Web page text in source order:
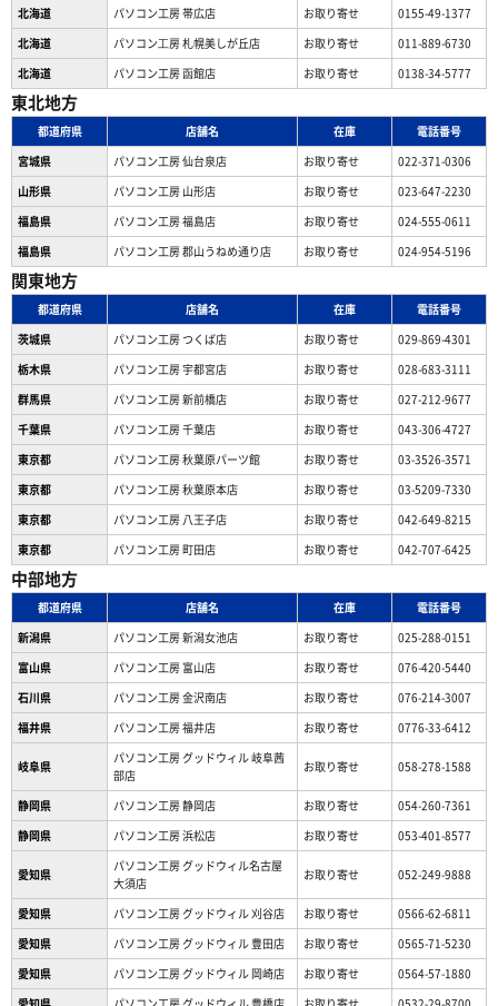
北海道
パソコン工房 帯広店 お取り寄せ
0155-49-1377
北海道
パソコン⼯房 札幌美しが丘店 お取り寄せ
011-889-6730
北海道
パソコン工房 函館店 お取り寄せ 0138-34-5777
東北地方
都道府県 店舗名 在庫
電話番号
宮城県
パソコン工房 仙台泉店 お取り寄せ
022-371-0306
山形県
パソコン工房 山形店 お取り寄せ
023-647-2230
福島県
パソコン工房 福島店 お取り寄せ
024-555-0611
福島県
パソコン工房 郡山うねめ通り店 お取り寄せ 024-954-5196
関東地方
都道府県 店舗名 在庫
電話番号
茨城県
パソコン工房 つくば店 お取り寄せ
029-869-4301
栃木県
パソコン工房 宇都宮店 お取り寄せ
028-683-3111
群馬県
パソコン工房 新前橋店 お取り寄せ
027-212-9677
千葉県
パソコン工房 千葉店 お取り寄せ
043-306-4727
東京都
パソコン工房 秋葉原パーツ館 お取り寄せ
03-3526-3571
東京都
パソコン工房 秋葉原本店 お取り寄せ
03-5209-7330
東京都
パソコン工房 八王子店 お取り寄せ
042-649-8215
東京都
パソコン工房 町田店 お取り寄せ 042-707-6425
中部地方
都道府県 店舗名 在庫
電話番号
新潟県
パソコン工房 新潟女池店 お取り寄せ
025-288-0151
富山県
パソコン工房 富山店 お取り寄せ
076-420-5440
石川県
パソコン工房 金沢南店 お取り寄せ
076-214-3007
福井県
パソコン工房 福井店 お取り寄せ 0776-33-6412
岐阜県
パソコン工房 グッドウィル 岐阜茜
部店
お取り寄せ 058-278-1588
静岡県 パソコン工房 静岡店 お取り寄せ
054-260-7361
静岡県
パソコン工房 浜松店 お取り寄せ 053-401-8577
愛知県
パソコン工房 グッドウィル名古屋
大須店
お取り寄せ 052-249-9888
愛知県 パソコン工房 グッドウィル 刈谷店 お取り寄せ
0566-62-6811
愛知県
パソコン工房 グッドウィル 豊田店 お取り寄せ
0565-71-5230
愛知県
パソコン工房 グッドウィル 岡崎店 お取り寄せ
0564-57-1880